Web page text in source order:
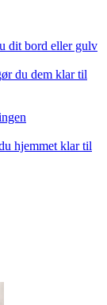
dit bord eller gulv
du dem klar til
hjemmet klar til